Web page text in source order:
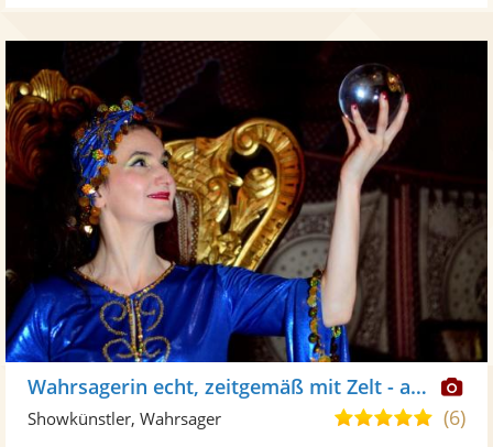
Wahrsagerin echt, zeitgemäß mit Zelt - auch online
5,0(6)
Showkünstler, Wahrsager